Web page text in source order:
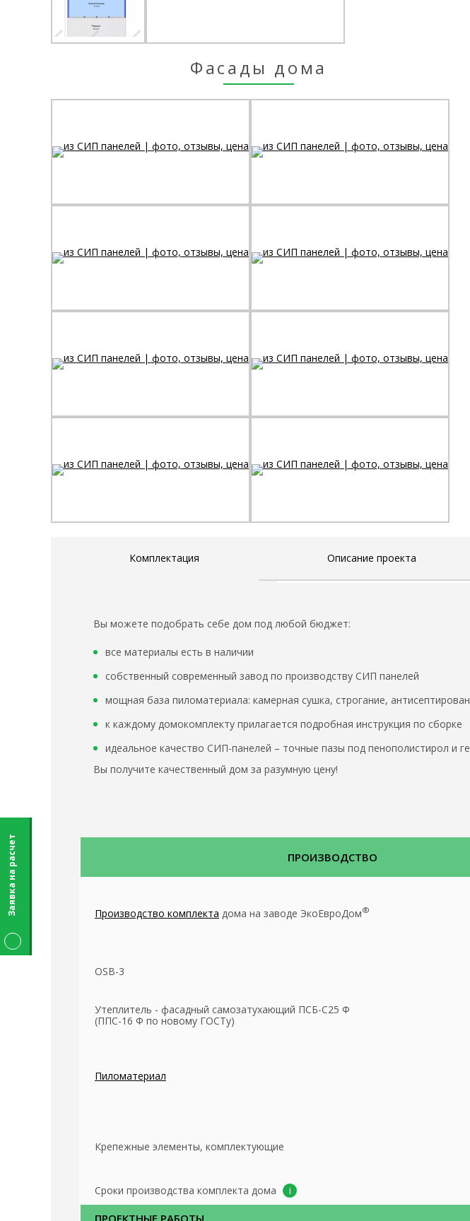
Фасады дома
Комплектация Описание проекта
Вы можете подобрать себе дом под любой бюджет:
все материалы есть в наличии
собственный современный завод по производству СИП панелей
мощная база пиломатериала: камерная сушка, строгание,
к каждому домокомплекту прилагается подробная инструкция по сборке
идеальное качество СИП-панелей – точные пазы под пенополистирол и
Вы получите качественный дом за разумную цену!
ПРОИЗВОДСТВО
Производство комплекта дома на заводе ЭкоЕвроДом®
OSB-3
Утеплитель - фасадный самозатухающий ПСБ-С25 Ф
(ППС-16 Ф по новому ГОСТу)
Пиломатериал
Крепежные элементы, комплектующие
Сроки производства комплекта дома
Заявка на расчет